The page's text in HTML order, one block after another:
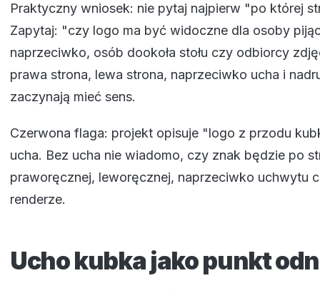
Praktyczny wniosek: nie pytaj najpierw "po której
Zapytaj: "czy logo ma być widoczne dla osoby
naprzeciwko, osób dookoła stołu czy odbiorcy
prawa strona, lewa strona, naprzeciwko ucha i
zaczynają mieć sens.
Czerwona flaga: projekt opisuje "logo z przodu
ucha. Bez ucha nie wiadomo, czy znak będzie po
praworęcznej, leworęcznej, naprzeciwko uchwytu
renderze.
Ucho kubka jako punkt